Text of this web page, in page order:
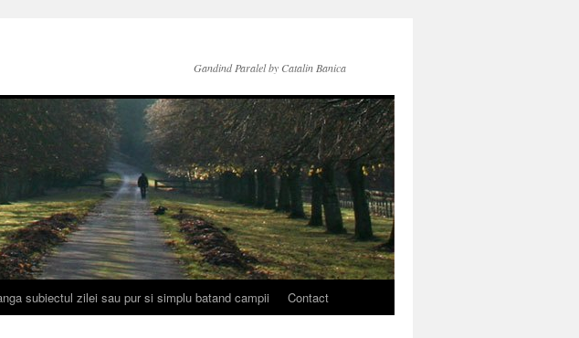
Gandind Paralel by Catalin Banica
subiectul zilei sau pur si simplu batand campii Contact